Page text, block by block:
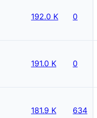
192.0 K 0
191.0 K 0
181.9 K 634